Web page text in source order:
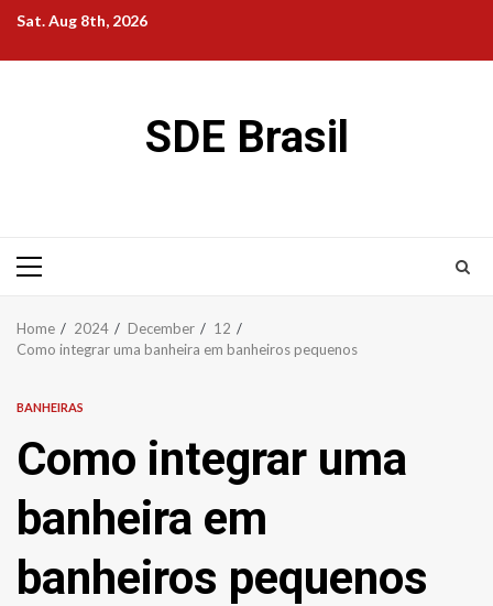
Skip
content
Sat. Aug 8th, 2026
SDE Brasil
Primary
Home 2024 December
12
Como integrar uma banheira em banheiros pequenos
BANHEIRAS
Como integrar uma
banheira em
banheiros pequenos